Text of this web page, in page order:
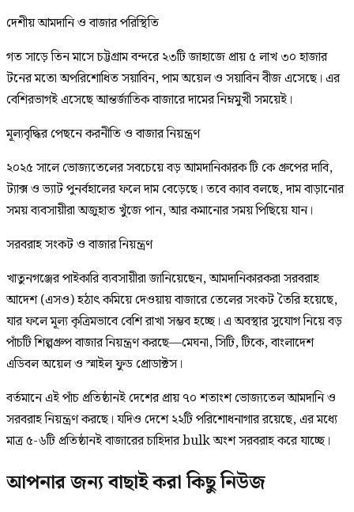
দেশীয় আমদানি ও বাজার পরিস্থিতি
গত সাড়ে তিন মাসে চট্টগ্রাম বন্দরে ২৩টি জাহাজে প্রায় ৫ লাখ ৩০ হাজার
টনের মতো অপরিশোধিত সয়াবিন, পাম অয়েল ও সয়াবিন বীজ এসেছে। এর
বেশিরভাগই এসেছে আন্তর্জাতিক বাজারে দামের নিম্নমুখী সময়েই।
মূল্যবৃদ্ধির পেছনে করনীতি ও বাজার নিয়ন্ত্রণ
২০২৫ সালে ভোজ্যতেলের সবচেয়ে বড় আমদানিকারক টি কে গ্রুপের দাবি,
ট্যাক্স ও ভ্যাট পুনর্বহালের ফলে দাম বেড়েছে। তবে ক্যাব বলছে, দাম বাড়ানোর
সময় ব্যবসায়ীরা অজুহাত খুঁজে পান, আর কমানোর সময় পিছিয়ে যান।
সরবরাহ সংকট ও বাজার নিয়ন্ত্রণ
খাতুনগঞ্জের পাইকারি ব্যবসায়ীরা জানিয়েছেন, আমদানিকারকরা সরবরাহ
আদেশ (এসও) হঠাৎ কমিয়ে দেওয়ায় বাজারে তেলের সংকট তৈরি হয়েছে,
যার ফলে মূল্য কৃত্রিমভাবে বেশি রাখা সম্ভব হচ্ছে। এ অবস্থার সুযোগ নিয়ে বড়
পাঁচটি শিল্পগ্রুপ বাজার নিয়ন্ত্রণ করছে—মেঘনা, সিটি, টিকে, বাংলাদেশ
এডিবল অয়েল ও স্মাইল ফুড প্রোডাক্টস।
বর্তমানে এই পাঁচ প্রতিষ্ঠানই দেশের প্রায় ৭০ শতাংশ ভোজ্যতেল আমদানি ও
সরবরাহ নিয়ন্ত্রণ করছে। যদিও দেশে ২২টি পরিশোধনাগার রয়েছে, এর মধ্যে
মাত্র ৫-৬টি প্রতিষ্ঠানই বাজারের চাহিদার bulk অংশ সরবরাহ করে যাচ্ছে।
আপনার জন্য বাছাই করা কিছু নিউজ